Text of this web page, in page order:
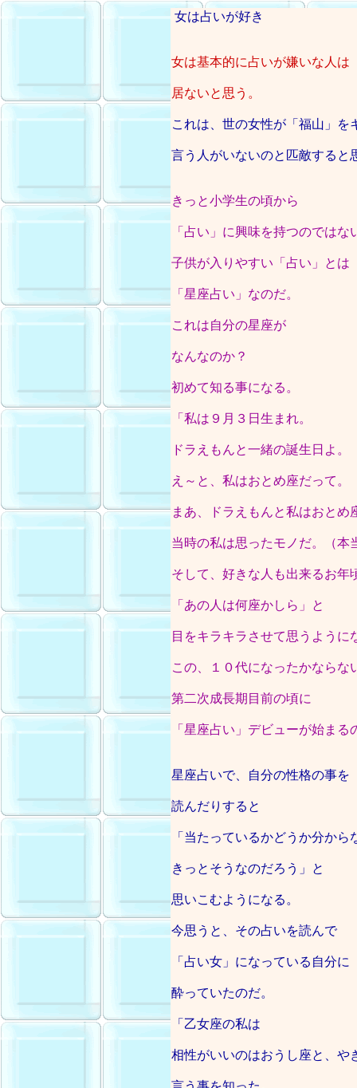
女は占いが好き
女は基本的に占いが嫌いな人は
居ないと思う。
これは、世の女性が「福山」を
言う人がいないのと匹敵すると
きっと小学生の頃から
「占い」に興味を持つのではな
子供が入りやすい「占い」とは
「星座占い」なのだ。
これは自分の星座が
なんなのか？
初めて知る事になる。
「私は９月３日生まれ。
ドラえもんと一緒の誕生日よ。
え～と、私はおとめ座だって。
まあ、ドラえもんと私はおとめ
当時の私は思ったモノだ。（本
そして、好きな人も出来るお年
「あの人は何座かしら」と
目をキラキラさせて思うように
この、１０代になったかならな
第二次成長期目前の頃に
「星座占い」デビューが始まる
星座占いで、自分の性格の事を
読んだりすると
「当たっているかどうか分から
きっとそうなのだろう」と
思いこむようになる。
今思うと、その占いを読んで
「占い女」になっている自分に
酔っていたのだ。
「乙女座の私は
相性がいいのはおうし座と、や